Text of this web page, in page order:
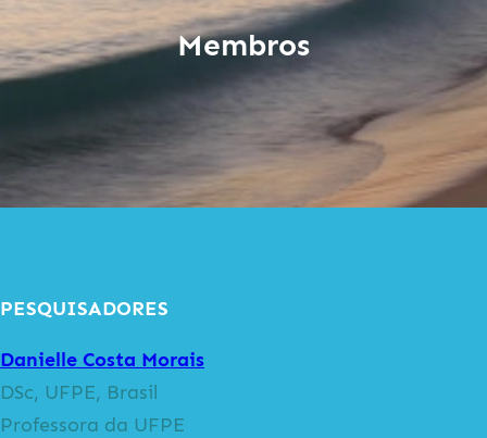
Membros
PESQUISADORES
Danielle Costa Morais
DSc, UFPE, Brasil
Professora da UFPE